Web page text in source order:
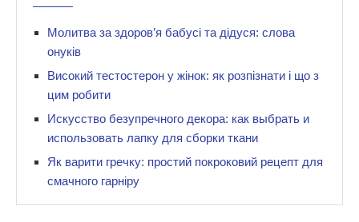
Молитва за здоров’я бабусі та дідуся: слова
онуків
Високий тестостерон у жінок: як розпізнати і що з
цим робити
Искусство безупречного декора: как выбрать и
использовать лапку для сборки ткани
Як варити гречку: простий покроковий рецепт для
смачного гарніру